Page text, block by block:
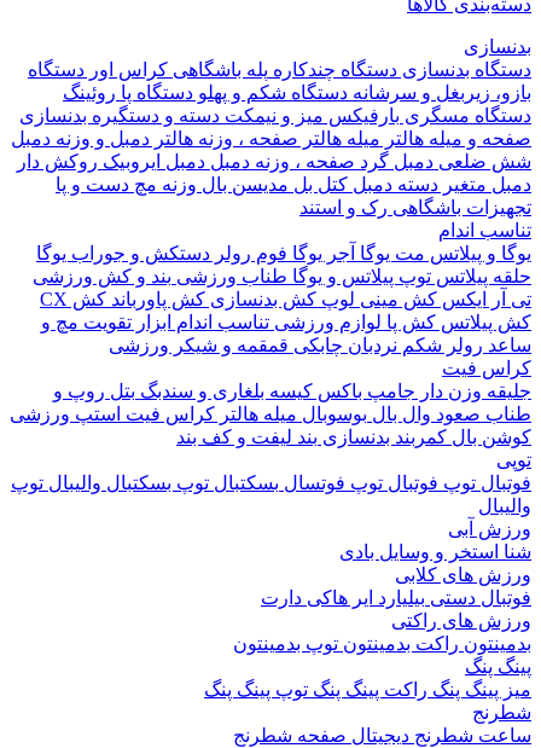
کالاها
بدنسازیدستگاه چندکارهپله باشگاهیکراس اوردستگاه
زیربغل و سرشانه دستگاه شکم و پهلودستگاه پاروئینگ
مسگریبارفیکسمیز و نیمکتدسته و دستگیره بدنسازی
و میله هالتر میله هالتر صفحه ، وزنه هالتر دمبل و وزنه دمبل
دمبل گرد صفحه ، وزنه دمبل دمبل ایروبیک روکش دار
متغیردسته دمبل کتل بلمدیسن بالوزنه مچ دست و پا
باشگاهیرک و استند
اندام
و پیلاتسمت یوگاآجر یوگا فوم رولر دستکش و جوراب یوگا
پیلاتستوپ پیلاتس و یوگاطناب ورزشی بند و کش ورزشی
ایکس کش مینی لوپ کش بدنسازیکش پاورباندکش CX
کش پالوازم ورزشی تناسب اندام ابزار تقویت مچ و
رولر شکم نردبان چابکیقمقمه و شیکر ورزشی
فیت
وزن دارجامپ باکسکیسه بلغاری و سندبگبتل روپ و
صعودوال بال بوسوبالمیله هالتر کراس فیت استپ ورزشی
بالکمربند بدنسازیبند لیفت و کف بند
توپ فوتبالتوپ فوتسالبسکتبالتوپ بسکتبالوالیبال توپ
آبی
و وسایل بادی
های کلابی
دستیبیلیاردایر هاکیدارت
های راکتی
راکت بدمینتونتوپ بدمینتون
پنگ
پنگراکت پینگ پنگتوپ پینگ پنگ
شطرنج دیجیتالصفحه شطرنج